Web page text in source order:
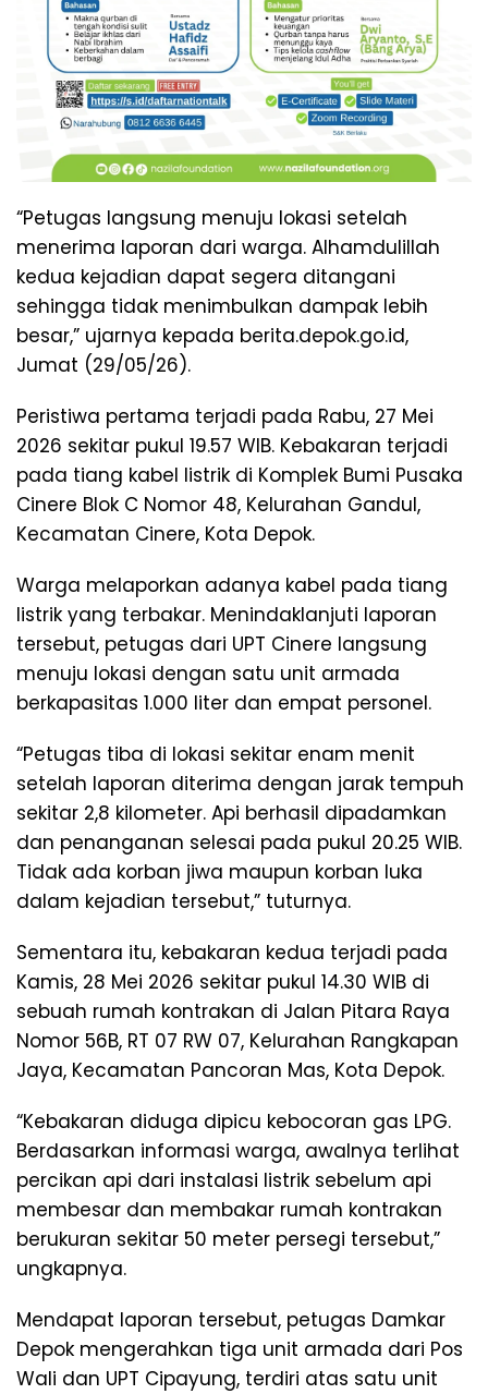
“Petugas langsung menuju lokasi setelah
menerima laporan dari warga. Alhamdulillah
kedua kejadian dapat segera ditangani
sehingga tidak menimbulkan dampak lebih
besar,” ujarnya kepada berita.depok.go.id,
Jumat (29/05/26).
Peristiwa pertama terjadi pada Rabu, 27 Mei
2026 sekitar pukul 19.57 WIB. Kebakaran terjadi
pada tiang kabel listrik di Komplek Bumi Pusaka
Cinere Blok C Nomor 48, Kelurahan Gandul,
Kecamatan Cinere, Kota Depok.
Warga melaporkan adanya kabel pada tiang
listrik yang terbakar. Menindaklanjuti laporan
tersebut, petugas dari UPT Cinere langsung
menuju lokasi dengan satu unit armada
berkapasitas 1.000 liter dan empat personel.
“Petugas tiba di lokasi sekitar enam menit
setelah laporan diterima dengan jarak tempuh
sekitar 2,8 kilometer. Api berhasil dipadamkan
dan penanganan selesai pada pukul 20.25 WIB.
Tidak ada korban jiwa maupun korban luka
dalam kejadian tersebut,” tuturnya.
Sementara itu, kebakaran kedua terjadi pada
Kamis, 28 Mei 2026 sekitar pukul 14.30 WIB di
sebuah rumah kontrakan di Jalan Pitara Raya
Nomor 56B, RT 07 RW 07, Kelurahan Rangkapan
Jaya, Kecamatan Pancoran Mas, Kota Depok.
“Kebakaran diduga dipicu kebocoran gas LPG.
Berdasarkan informasi warga, awalnya terlihat
percikan api dari instalasi listrik sebelum api
membesar dan membakar rumah kontrakan
berukuran sekitar 50 meter persegi tersebut,”
ungkapnya.
Mendapat laporan tersebut, petugas Damkar
Depok mengerahkan tiga unit armada dari Pos
Wali dan UPT Cipayung, terdiri atas satu unit